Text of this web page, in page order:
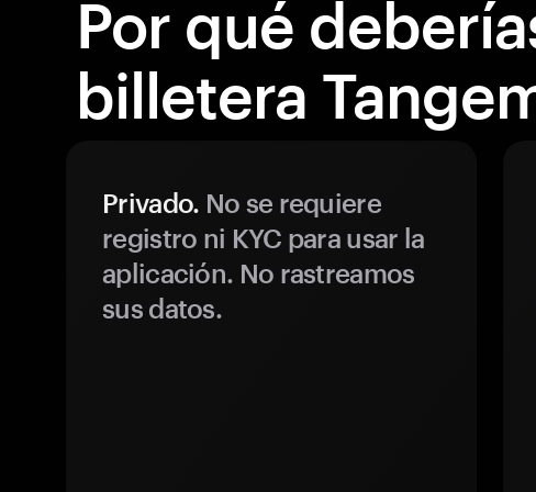
Por qué
billetera
Privado. No se requiere
registro ni KYC para usar la
aplicación. No rastreamos
sus datos.